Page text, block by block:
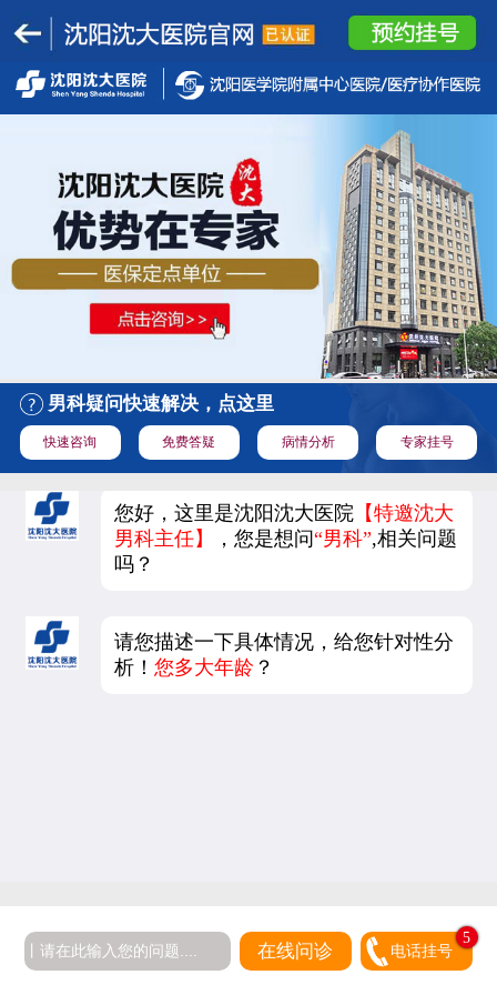
男科疑问快速解决，点这里
快速咨询 免费答疑 病情分析 专家挂号
您好，这里是沈阳沈大医院 【特邀沈大
男科主任】
，您是想问“男科”,相关问题
吗？
请您描述一下具体情况，给您针对性分
析！您多大年龄 ？
在线问诊 电话挂号
5